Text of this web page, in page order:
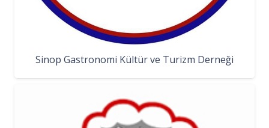
Sinop Gastronomi Kültür ve Turizm Derneği